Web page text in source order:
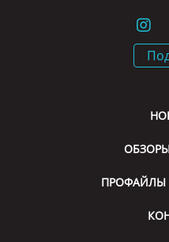
ПРОФАЙЛЫ